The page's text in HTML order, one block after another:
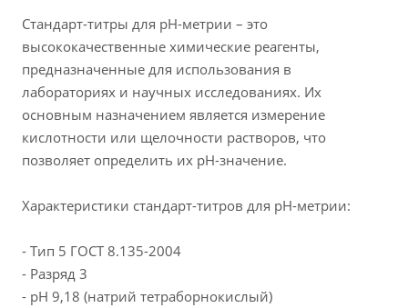
Стандарт-титры для рН-метрии – это
высококачественные химические реагенты,
предназначенные для использования в
лабораториях и научных исследованиях. Их
основным назначением является измерение
кислотности или щелочности растворов, что
позволяет определить их pH-значение.
Характеристики стандарт-титров для рН-метрии:
- Тип 5 ГОСТ 8.135-2004
- Разряд 3
- pH 9,18 (натрий тетраборнокислый)